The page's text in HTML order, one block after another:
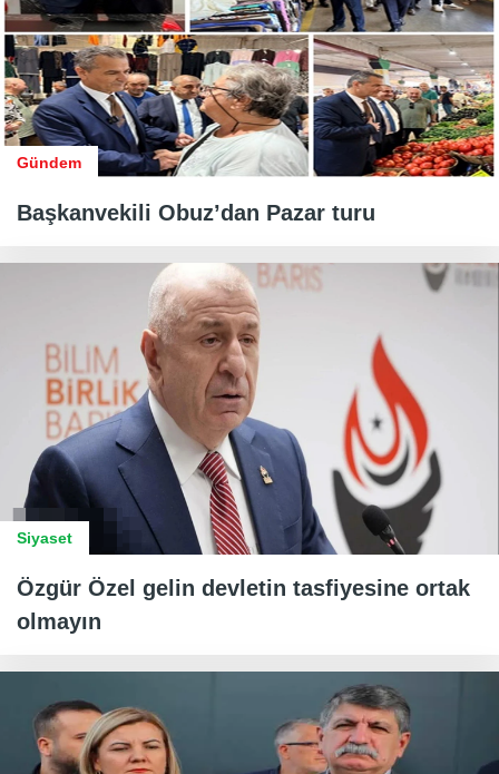
Gündem
Başkanvekili Obuz’dan Pazar turu
Siyaset
Özgür Özel gelin devletin tasfiyesine ortak
olmayın